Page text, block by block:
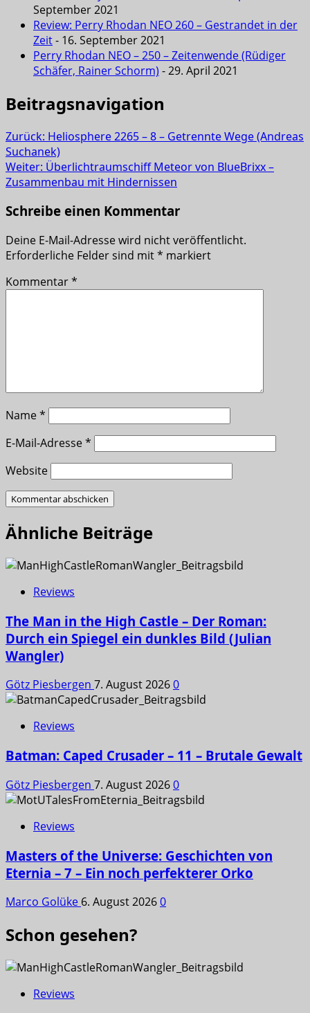
September 2021
Review: Perry Rhodan NEO 260 – Gestrandet in der
Zeit- 16. September 2021
Perry Rhodan NEO – 250 – Zeitenwende (Rüdiger
Schäfer, Rainer Schorm) - 29. April 2021
Beitragsnavigation
Zurück: Heliosphere 2265 – 8 – Getrennte Wege (Andreas
Suchanek)
Weiter: Überlichtraumschiff Meteor von BlueBrixx –
Zusammenbau mit Hindernissen
Schreibe einen Kommentar
Deine E-Mail-Adresse wird nicht veröffentlicht.
Erforderliche Felder sind mit* markiert
Kommentar*
Name*
E-Mail-Adresse*
Website
Ähnliche Beiträge
Reviews
The Man in the High Castle – Der Roman:
Durch ein Spiegel ein dunkles Bild (Julian
Wangler)
Götz Piesbergen 7. August 20260
Reviews
Batman: Caped Crusader – 11 – Brutale Gewalt
Götz Piesbergen 7. August 20260
Reviews
Masters of the Universe: Geschichten von
Eternia – 7 – Ein noch perfekterer Orko
Marco Golüke 6. August 20260
Schon gesehen?
Reviews